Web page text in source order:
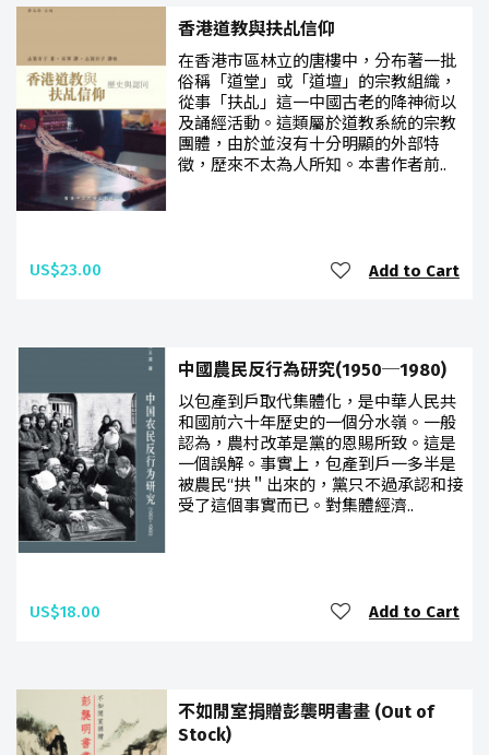
香港道教與扶乩信仰
在香港市區林立的唐樓中，分布著一批
俗稱「道堂」或「道壇」的宗教組織，
從事「扶乩」這一中國古老的降神術以
及誦經活動。這類屬於道教系統的宗教
團體，由於並沒有十分明顯的外部特
徵，歷來不太為人所知。本書作者前..
US$23.00 Add to Cart
中國農民反行為研究(1950─1980)
以包產到戶取代集體化，是中華人民共
和國前六十年歷史的一個分水嶺。一般
認為，農村改革是黨的恩賜所致。這是
一個誤解。事實上，包產到戶一多半是
被農民“拱＂出來的，黨只不過承認和接
受了這個事實而已。對集體經濟..
US$18.00 Add to Cart
不如閒室捐贈彭襲明書畫 (Out of
Stock)